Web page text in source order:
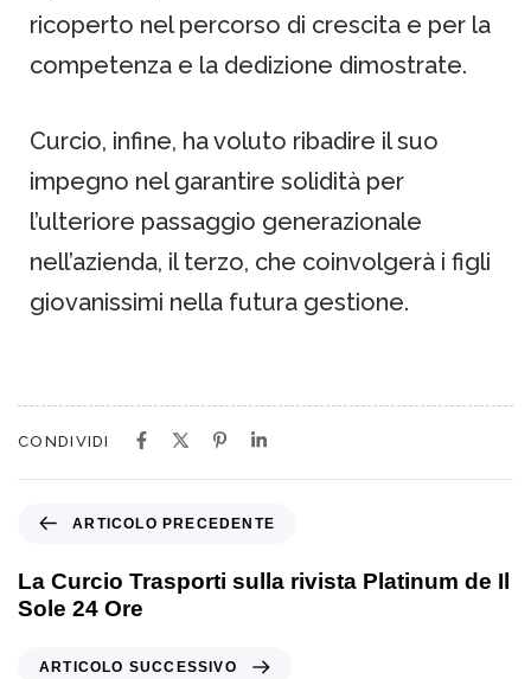
ricoperto nel percorso di crescita e per la
competenza e la dedizione dimostrate.
Curcio, infine, ha voluto ribadire il suo
impegno nel garantire solidità per
l’ulteriore passaggio generazionale
nell’azienda, il terzo, che coinvolgerà i figli
giovanissimi nella futura gestione.
CONDIVIDI
ARTICOLO PRECEDENTE
La Curcio Trasporti sulla rivista Platinum de Il
Sole 24 Ore
ARTICOLO SUCCESSIVO